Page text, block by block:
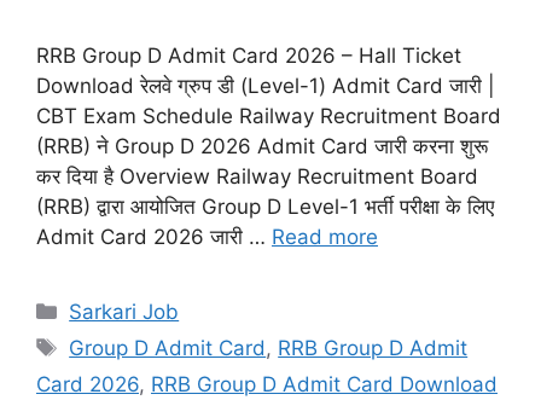
RRB Group D Admit Card 2026 – Hall Ticket
Download रेलवे ग्रुप डी (Level-1) Admit Card जारी |
CBT Exam Schedule Railway Recruitment Board
(RRB) ने Group D 2026 Admit Card जारी करना शुरू
कर दिया है Overview Railway Recruitment Board
(RRB) द्वारा आयोजित Group D Level-1 भर्ती परीक्षा के लिए
Admit Card 2026 जारी … Read more
Sarkari Job
Group D Admit Card , RRB Group D Admit
Card 2026, RRB Group D Admit Card Download